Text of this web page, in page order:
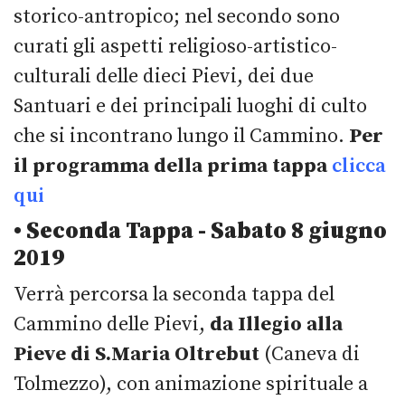
storico-antropico; nel secondo sono
curati gli aspetti religioso-artistico-
culturali delle dieci Pievi, dei due
Santuari e dei principali luoghi di culto
che si incontrano lungo il Cammino. Per
il programma della prima tappaclicca
qui
• Seconda Tappa - Sabato 8 giugno
2019
Verrà percorsa la seconda tappa del
Cammino delle Pievi, da Illegio alla
Pieve di S.Maria Oltrebut (Caneva di
Tolmezzo), con animazione spirituale a